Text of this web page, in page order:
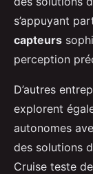
s’appuyant
capteurs
perception
D’autres
explorent
autonomes
des solutions
Cruise teste